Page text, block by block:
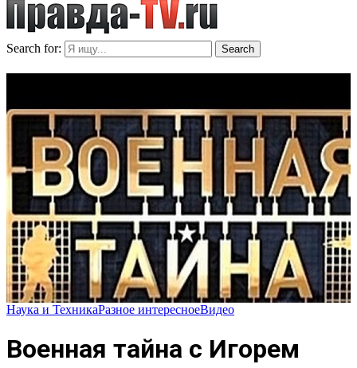
Search for: Search
Наука и ТехникаРазное интересноеВидео
Военная тайна с Игорем